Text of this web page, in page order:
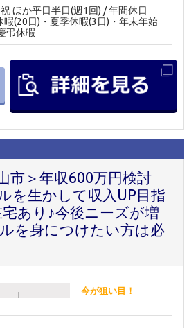
ほか平日半日(週1回) / 年間休日
暇(20日)・夏季休暇(3日)・年末年始
弔休暇
市＞年収600万円検討
を生かして収入UP目指
あり♪今後ニーズが増
を身につけたい方は必
今が狙い目！